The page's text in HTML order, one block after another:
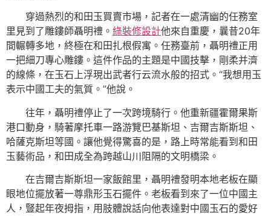
穿過熱烈的和田玉買賣市場，記者在一處清幽的任務室
里見到了雕鏤師聶明禮。 綠裝修設計他來自重慶，曩昔20年
間輾轉多地，終極在和田扎根假寓。任務臺前，聶明禮正用
一把細刀專心雕鏤。這件作品的主題是中國技擊，剛柔并濟
的線條，在玉石上浮現出武者行云流水般的招式。“我想用玉
表示中國工夫的氣質。”他說。
往年，聶明禮停止了一次跨境騎行。他重新疆霍爾果斯
港口動身，騎著摩托車一路游覽巴基斯坦、吉爾吉斯斯坦、
哈薩克斯坦等國。讓他覺得驚喜的是，路上時常能看到和田
玉藝術品，和田成全為跨越山川阻隔的文明橋梁。
在吉爾吉斯斯坦一家飯館里，聶明禮發明本地老板在顯
眼地位擺放著一尊鼎形玉石擺件。老板看到來了一位中國主
人，豎起年夜拇指，用肢體說話向他表達對中國玉石的愛好